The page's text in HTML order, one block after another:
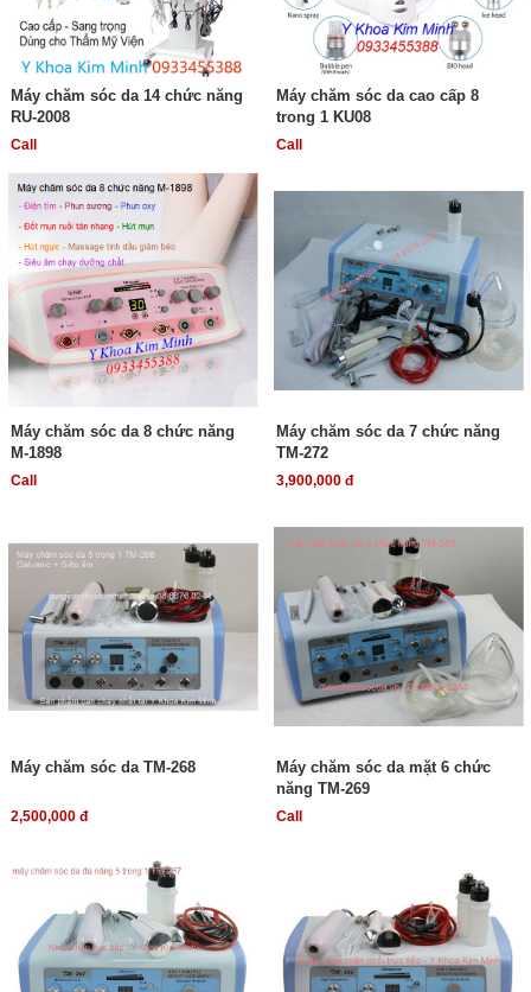
Máy chăm sóc da 14 chức năng
RU-2008
Call
Máy chăm sóc da cao cấp 8
trong 1 KU08
Call
Máy chăm sóc da 8 chức năng
M-1898
Call
Máy chăm sóc da 7 chức năng
TM-272
3,900,000 đ
Máy chăm sóc da TM-268
2,500,000 đ
Máy chăm sóc da mặt 6 chức
năng TM-269
Call